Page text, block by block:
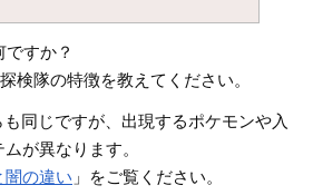
ですか？
検隊の特徴を教えてください。
同じですが、出現するポケモンや入
が異なります。
闇の違い 」をご覧ください。